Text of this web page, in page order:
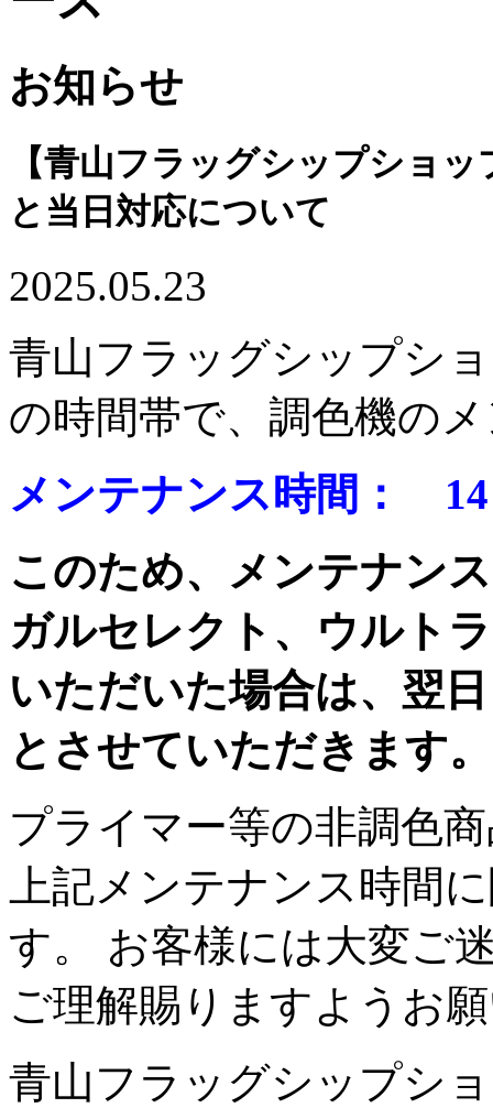
お知らせ
【青山フラッグシップショ
と当日対応について
2025.05.23
青山フラッグシップシ
の時間帯で、調色機の
メンテナンス時間： 14
このため、メンテナン
ガルセレクト、ウルト
いただいた場合は、翌
とさせていただきます。
プライマー等の非調色
上記メンテナンス時間
す。 お客様には大変ご
ご理解賜りますようお
青山フラッグシップシ